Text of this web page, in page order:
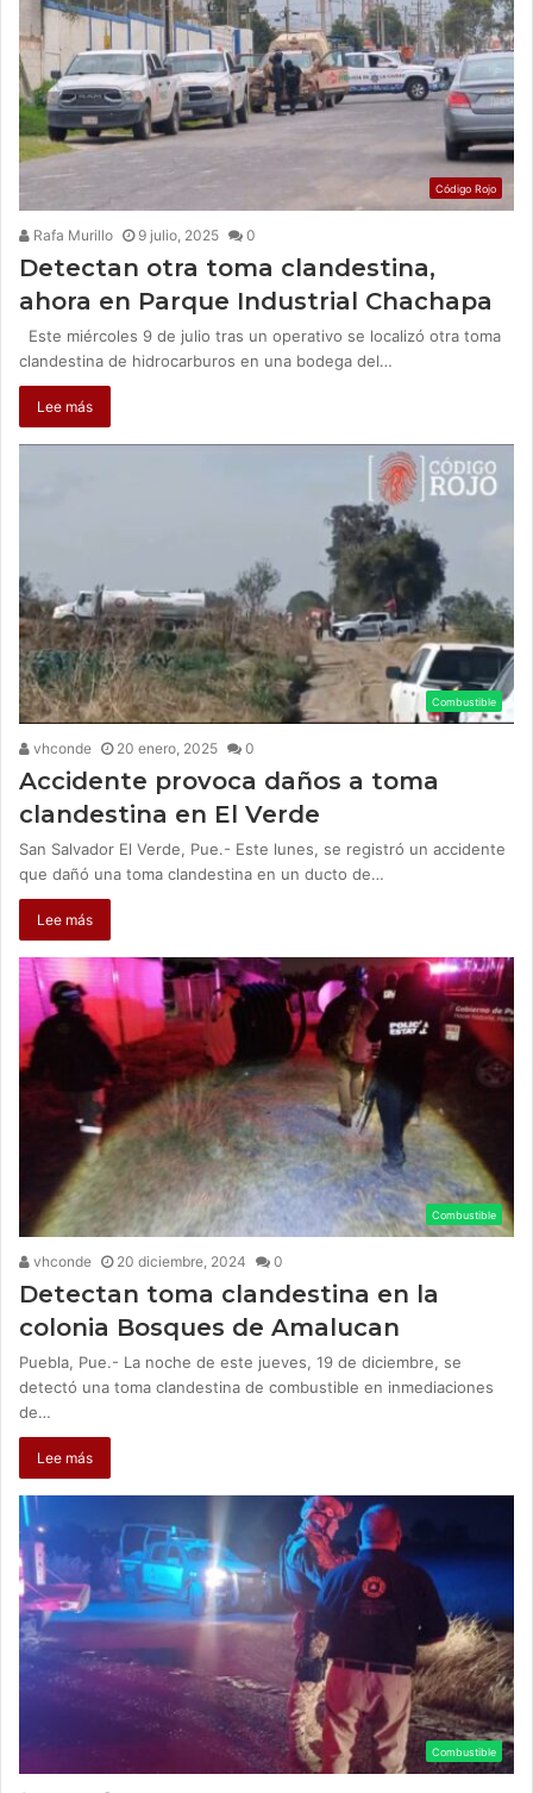
Código Rojo
Rafa Murillo 9 julio, 2025 0
Detectan otra toma clandestina,
ahora en Parque Industrial Chachapa
Este miércoles 9 de julio tras un operativo se localizó otra toma
clandestina de hidrocarburos en una bodega del…
Lee más
Combustible
vhconde 20 enero, 2025 0
Accidente provoca daños a toma
clandestina en El Verde
San Salvador El Verde, Pue.- Este lunes, se registró un accidente
que dañó una toma clandestina en un ducto de…
Lee más
Combustible
vhconde 20 diciembre, 2024 0
Detectan toma clandestina en la
colonia Bosques de Amalucan
Puebla, Pue.- La noche de este jueves, 19 de diciembre, se
detectó una toma clandestina de combustible en inmediaciones
de…
Lee más
Combustible